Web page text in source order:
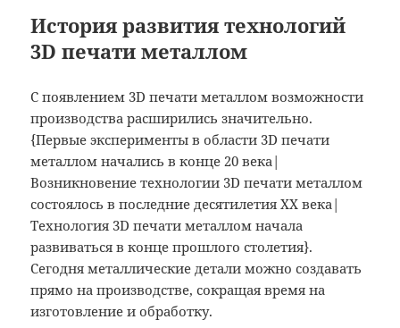
История развития технологий
3D печати металлом
С появлением 3D печати металлом возможности
производства расширились значительно.
{Первые эксперименты в области 3D печати
металлом начались в конце 20 века|
Возникновение технологии 3D печати металлом
состоялось в последние десятилетия XX века|
Технология 3D печати металлом начала
развиваться в конце прошлого столетия}.
Сегодня металлические детали можно создавать
прямо на производстве, сокращая время на
изготовление и обработку.